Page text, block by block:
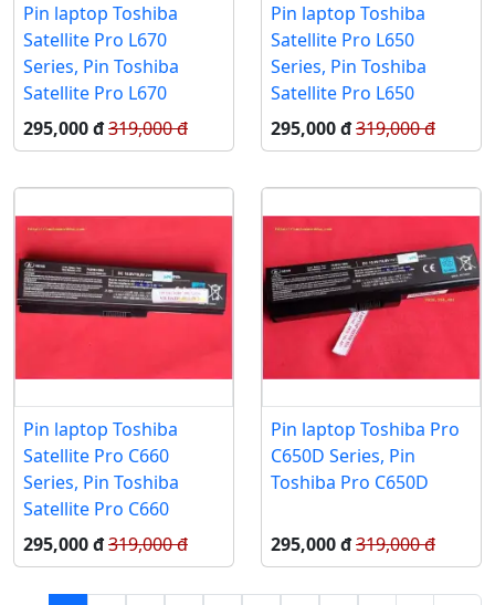
Pin laptop Toshiba
Satellite Pro L670
Series, Pin Toshiba
Satellite Pro L670
295,000 đ319,000 đ
Pin laptop Toshiba
Satellite Pro L650
Series, Pin Toshiba
Satellite Pro L650
295,000 đ319,000 đ
Pin laptop Toshiba
Satellite Pro C660
Series, Pin Toshiba
Satellite Pro C660
295,000 đ319,000 đ
Pin laptop Toshiba Pro
C650D Series, Pin
Toshiba Pro C650D
295,000 đ319,000 đ